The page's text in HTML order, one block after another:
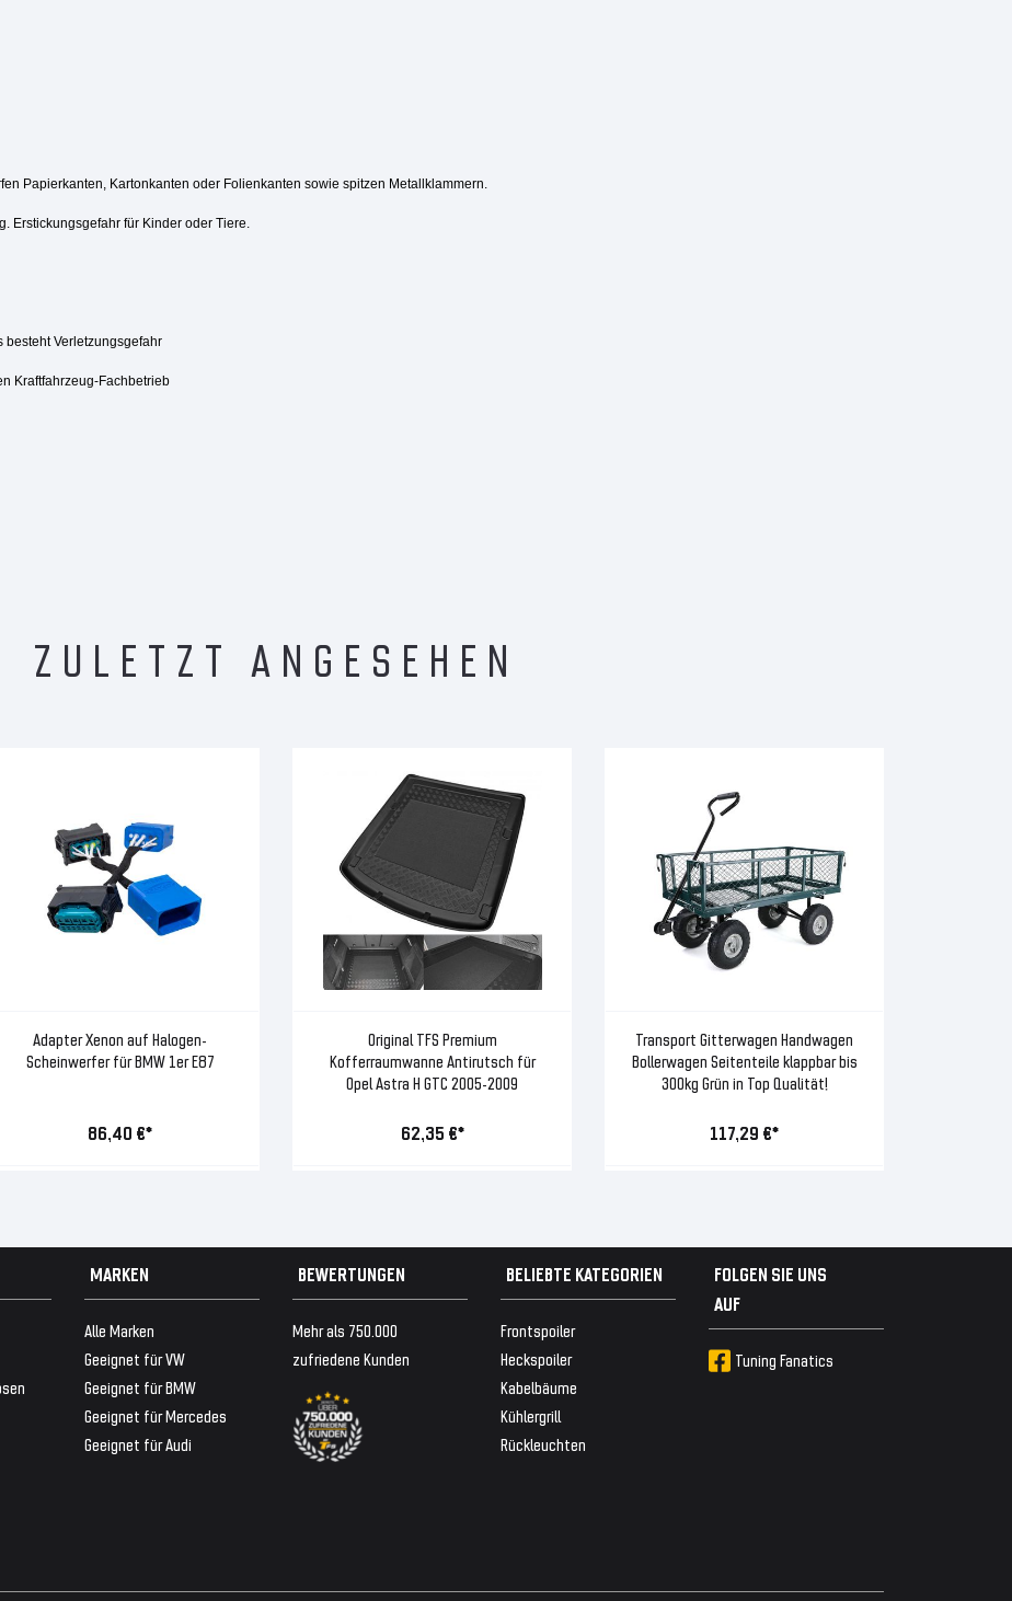
Papierkanten, Kartonkanten oder Folienkanten sowie spitzen Metallklammern.
Erstickungsgefahr für Kinder oder Tiere.
besteht Verletzungsgefahr
Kraftfahrzeug-Fachbetrieb
ZULETZT ANGESEHEN
Adapter Xenon auf Halogen-
Scheinwerfer für BMW 1er E87
86,40 €*
Original TFS Premium
Kofferraumwanne Antirutsch für
Opel Astra H GTC 2005-2009
62,35 €*
Transport Gitterwagen Handwagen
Bollerwagen Seitenteile klappbar bis
300kg Grün in Top Qualität!
117,29 €*
MARKEN
Alle Marken
Geeignet für VW
Geeignet für BMW
Geeignet für Mercedes
Geeignet für Audi
BEWERTUNGEN
Mehr als 750.000
zufriedene Kunden
BELIEBTE KATEGORIEN
Frontspoiler
Heckspoiler
Kabelbäume
Kühlergrill
Rückleuchten
FOLGEN SIE UNS
AUF
Tuning Fanatics